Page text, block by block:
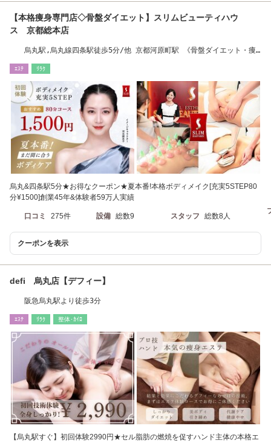
【本格痩身専門店◇骨盤ダイエット】スリムビューティハウ
ス 京都総本店
烏丸駅,烏丸線四条駅徒歩5分/他 京都河原町駅 《骨盤ダイエット・痩
ｴｽﾃ ﾘﾗｸ
烏丸&四条駅5分★お得なクーポン★夏本番!本格ボディメイク[充実5STEP80
分¥1500]創業45年&体験者59万人実績
口コミ 275件 設備 総数9 スタッフ 総数8人
クーポンを表示
defi 烏丸店【デフィー】
阪急烏丸駅より徒歩3分
ｴｽﾃ ﾘﾗｸ 整体･ｶｲﾛ
【烏丸駅すぐ】初回体験2990円★セル脂肪の燃焼を促すハンド主体の本格エ